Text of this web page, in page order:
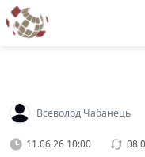
Всеволод Чабанець
11.06.26 10:00